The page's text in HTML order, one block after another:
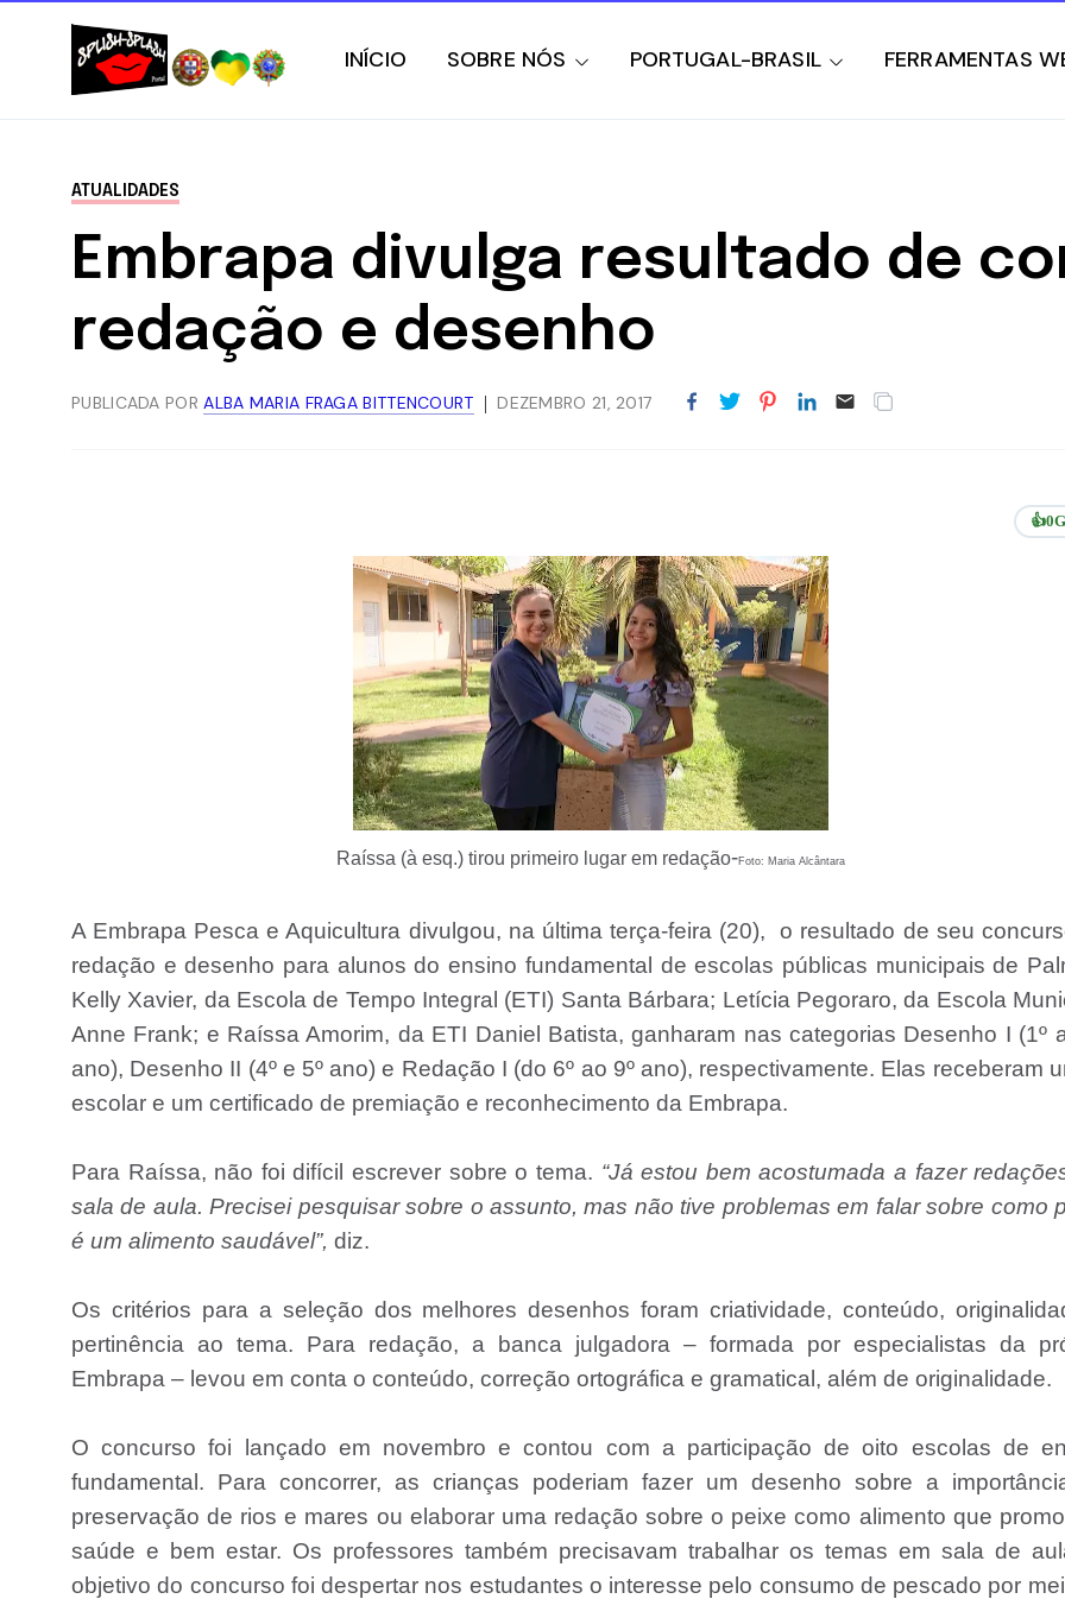
INÍCIO SOBRE NÓS PORTUGAL-BRASIL FERRAMENTAS
ATUALIDADES
Embrapa divulga resultado de
redação e desenho
PUBLICADA PORALBA MARIA FRAGA BITTENCOURT DEZEMBRO 21, 2017
👍0
Raíssa (à esq.) tirou primeiro lugar em redação-Foto: Maria Alcântara
A Embrapa Pesca e Aquicultura divulgou, na última terça-feira (20), o resultado de seu
redação e desenho para alunos do ensino fundamental de escolas públicas municipais de
Kelly Xavier, da Escola de Tempo Integral (ETI) Santa Bárbara; Letícia Pegoraro, da Escola
Anne Frank; e Raíssa Amorim, da ETI Daniel Batista, ganharam nas categorias Desenho I (1º
ano), Desenho II (4º e 5º ano) e Redação I (do 6º ao 9º ano), respectivamente. Elas receberam
escolar e um certificado de premiação e reconhecimento da Embrapa.
Para Raíssa, não foi difícil escrever sobre o tema. “Já estou bem acostumada a fazer
sala de aula. Precisei pesquisar sobre o assunto, mas não tive problemas em falar sobre como
é um alimento saudável”, diz.
Os critérios para a seleção dos melhores desenhos foram criatividade, conteúdo,
pertinência ao tema. Para redação, a banca julgadora – formada por especialistas da
Embrapa – levou em conta o conteúdo, correção ortográfica e gramatical, além de originalidade.
O concurso foi lançado em novembro e contou com a participação de oito escolas de
fundamental. Para concorrer, as crianças poderiam fazer um desenho sobre a
preservação de rios e mares ou elaborar uma redação sobre o peixe como alimento que
saúde e bem estar. Os professores também precisavam trabalhar os temas em sala de
objetivo do concurso foi despertar nos estudantes o interesse pelo consumo de pescado por